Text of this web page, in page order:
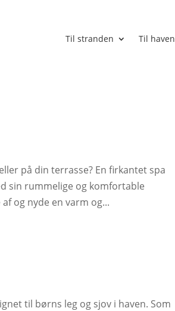
Til stranden Til haven
på din terrasse? En firkantet spa
sin rummelige og komfortable
og nyde en varm og...
til børns leg og sjov i haven. Som